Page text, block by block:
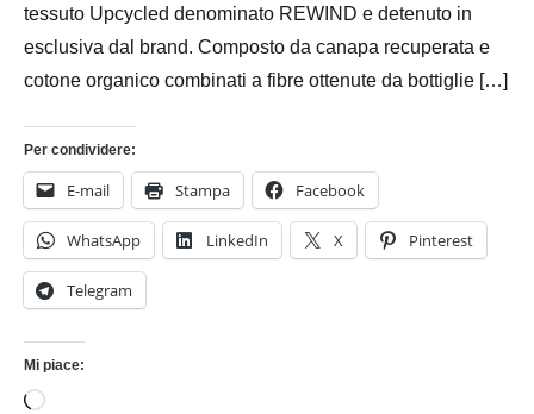
tessuto Upcycled denominato REWIND e detenuto in
esclusiva dal brand. Composto da canapa recuperata e
cotone organico combinati a fibre ottenute da bottiglie […]
Per condividere:
E-mail Stampa Facebook
WhatsApp LinkedIn X Pinterest
Telegram
Mi piace:
Caricamento